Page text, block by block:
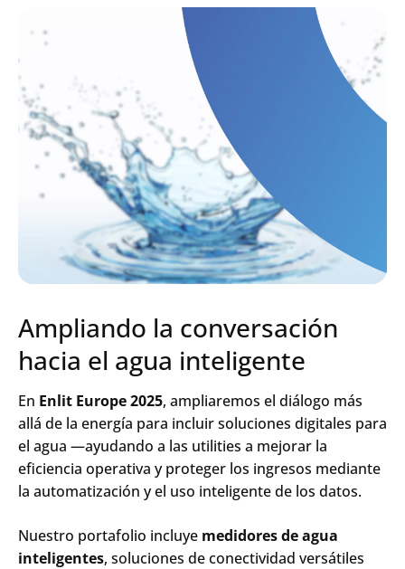
Ampliando la conversación
hacia el agua inteligente
En Enlit Europe 2025, ampliaremos el diálogo más
allá de la energía para incluir soluciones digitales para
el agua —ayudando a las utilities a mejorar la
eficiencia operativa y proteger los ingresos mediante
la automatización y el uso inteligente de los datos.
Nuestro portafolio incluye medidores de agua
inteligentes, soluciones de conectividad versátiles